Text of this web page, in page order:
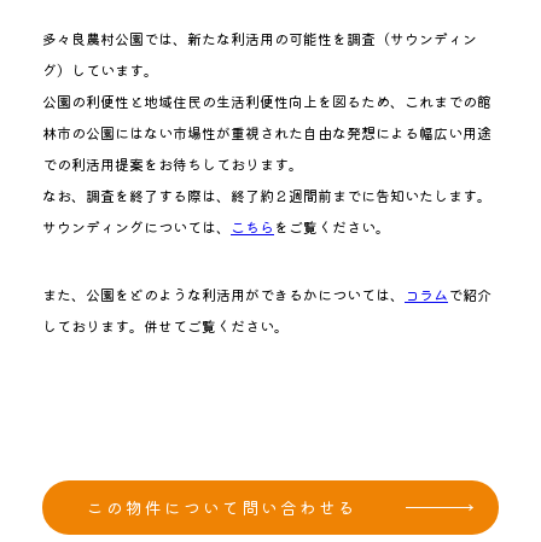
多々良農村公園では、新たな利活用の可能性を調査（サウンディン
グ）しています。
公園の利便性と地域住民の生活利便性向上を図るため、これまでの館
林市の公園にはない市場性が重視された自由な発想による幅広い用途
での利活用提案をお待ちしております。
なお、調査を終了する際は、終了約２週間前までに告知いたします。
サウンディングについては、
こちら をご覧ください。
また、公園をどのような利活用ができるかについては、 コラムで紹介
しております。併せてご覧ください。